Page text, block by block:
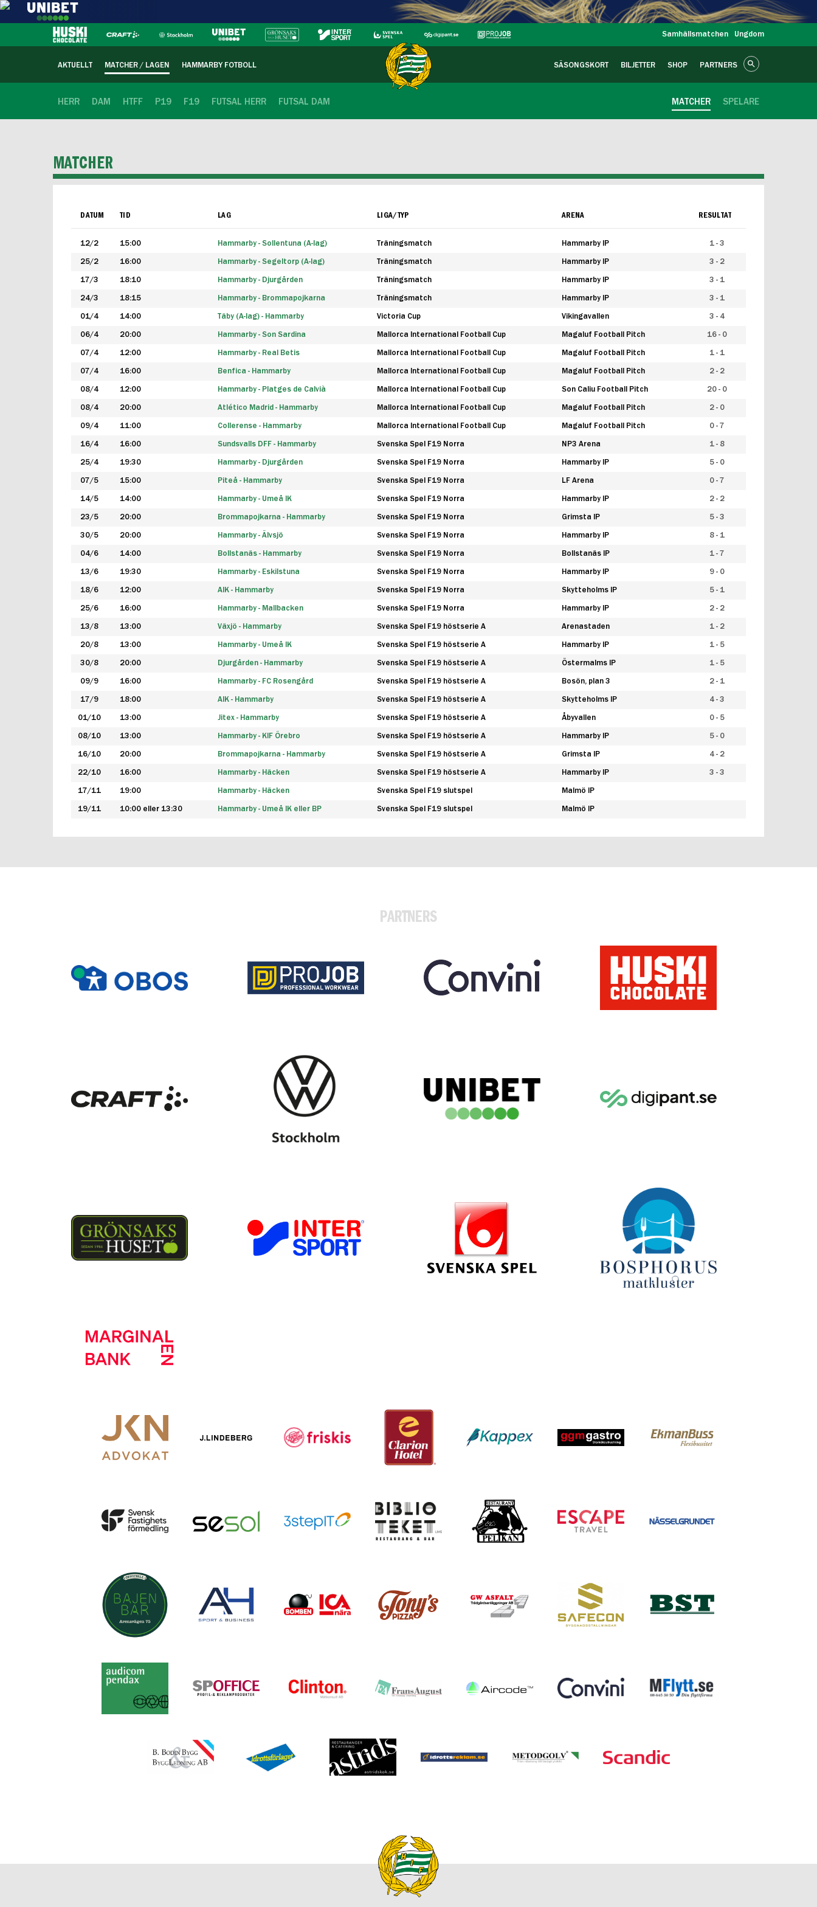
Samhällsmatchen Ungdom
AKTUELLT MATCHER / LAGEN HAMMARBY FOTBOLL SÄSONGSKORT BILJETTER SHOP PARTNERS
HERR DAM HTFF P19 F19 FUTSAL HERR FUTSAL DAM SPELARE
MATCHER
MATCHER
DATUM TID LAG LIGA/TYP ARENA RESULTAT
12/2 15:00 Hammarby - Sollentuna (A-lag) Träningsmatch Hammarby IP 1 - 3
25/2 16:00 Hammarby - Segeltorp (A-lag) Träningsmatch Hammarby IP 3 - 2
17/3 18:10 Hammarby - Djurgården Träningsmatch Hammarby IP 3 - 1
24/3 18:15 Hammarby - Brommapojkarna Träningsmatch Hammarby IP 3 - 1
01/4 14:00 Täby (A-lag) - Hammarby Victoria Cup Vikingavallen 3 - 4
06/4 20:00 Hammarby - Son Sardina Mallorca International Football Cup Magaluf Football Pitch 16 - 0
07/4 12:00 Hammarby - Real Betis Mallorca International Football Cup Magaluf Football Pitch 1 - 1
07/4 16:00 Benfica - Hammarby Mallorca International Football Cup Magaluf Football Pitch 2 - 2
08/4 12:00 Hammarby - Platges de Calvià Mallorca International Football Cup Son Caliu Football Pitch 20 - 0
08/4 20:00 Atlético Madrid - Hammarby Mallorca International Football Cup Magaluf Football Pitch 2 - 0
09/4 11:00 Collerense - Hammarby Mallorca International Football Cup Magaluf Football Pitch 0 - 7
16/4 16:00 Sundsvalls DFF - Hammarby Svenska Spel F19 Norra NP3 Arena 1 - 8
25/4 19:30 Hammarby - Djurgården Svenska Spel F19 Norra Hammarby IP 5 - 0
07/5 15:00 Piteå - Hammarby Svenska Spel F19 Norra LF Arena 0 - 7
14/5 14:00 Hammarby - Umeå IK Svenska Spel F19 Norra Hammarby IP 2 - 2
23/5 20:00 Brommapojkarna - Hammarby Svenska Spel F19 Norra Grimsta IP 5 - 3
30/5 20:00 Hammarby - Älvsjö Svenska Spel F19 Norra Hammarby IP 8 - 1
04/6 14:00 Bollstanäs - Hammarby Svenska Spel F19 Norra Bollstanäs IP 1 - 7
13/6 19:30 Hammarby - Eskilstuna Svenska Spel F19 Norra Hammarby IP 9 - 0
18/6 12:00 AIK - Hammarby Svenska Spel F19 Norra Skytteholms IP 5 - 1
25/6 16:00 Hammarby - Mallbacken Svenska Spel F19 Norra Hammarby IP 2 - 2
13/8 13:00 Växjö - Hammarby Svenska Spel F19 höstserie A Arenastaden 1 - 2
20/8 13:00 Hammarby - Umeå IK Svenska Spel F19 höstserie A Hammarby IP 1 - 5
30/8 20:00 Djurgården - Hammarby Svenska Spel F19 höstserie A Östermalms IP 1 - 5
09/9 16:00 Hammarby - FC Rosengård Svenska Spel F19 höstserie A Bosön, plan 3 2 - 1
17/9 18:00 AIK - Hammarby Svenska Spel F19 höstserie A Skytteholms IP 4 - 3
01/10 13:00 Jitex - Hammarby Svenska Spel F19 höstserie A Åbyvallen 0 - 5
08/10 13:00 Hammarby - KIF Örebro Svenska Spel F19 höstserie A Hammarby IP 5 - 0
16/10 20:00 Brommapojkarna - Hammarby Svenska Spel F19 höstserie A Grimsta IP 4 - 2
22/10 16:00 Hammarby - Häcken Svenska Spel F19 höstserie A Hammarby IP 3 - 3
17/11 19:00 Hammarby - Häcken Svenska Spel F19 slutspel Malmö IP
19/11 10:00 eller 13:30 Hammarby - Umeå IK eller BP Svenska Spel F19 slutspel Malmö IP
PARTNERS